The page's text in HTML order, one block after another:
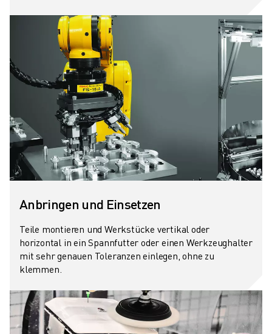
Anbringen und Einsetzen
Teile montieren und Werkstücke vertikal oder
horizontal in ein Spannfutter oder einen Werkzeughalter
mit sehr genauen Toleranzen einlegen, ohne zu
klemmen.